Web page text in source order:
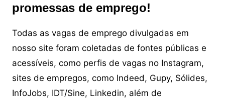
promessas de emprego!
Todas as vagas de emprego divulgadas em
nosso site foram coletadas de fontes públicas e
acessíveis, como perfis de vagas no Instagram,
sites de empregos, como Indeed, Gupy, Sólides,
InfoJobs, IDT/Sine, Linkedin, além de